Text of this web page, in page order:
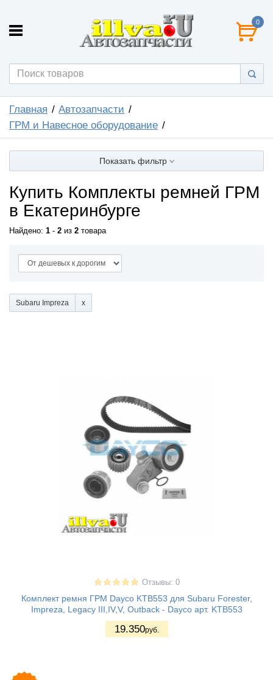
0
Главная
Автозапчасти
ГРМ и Навесное оборудование
Показать фильтр
Купить Комплекты ремней ГРМ
в Екатеринбурге
Найдено: 1 - 2 из 2 товара
Subaru Impreza
Отзывы: 0
Комплект ремня ГРМ Dayco KTB553 для Subaru Forester,
Impreza, Legacy III,IV,V, Outback - Dayco арт. KTB553
19.350руб.